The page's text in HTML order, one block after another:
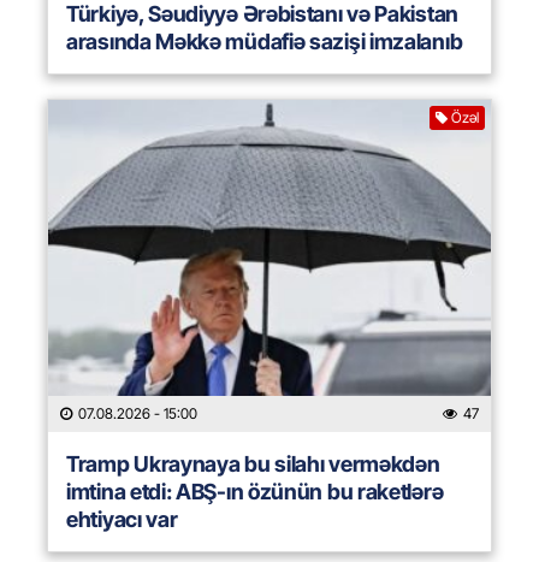
Türkiyə, Səudiyyə Ərəbistanı və Pakistan
arasında Məkkə müdafiə sazişi imzalanıb
Özəl
07.08.2026 - 15:00 47
Tramp Ukraynaya bu silahı verməkdən
imtina etdi: ABŞ-ın özünün bu raketlərə
ehtiyacı var